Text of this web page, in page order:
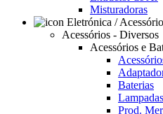
Misturadoras
Acessórios - Diversos
Acessórios e
Baterias
Lampadas
Prod.